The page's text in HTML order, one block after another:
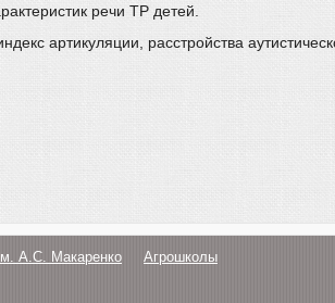
речи ТР детей.
артикуляции, расстройства
А.С. Макаренко Агрошколы